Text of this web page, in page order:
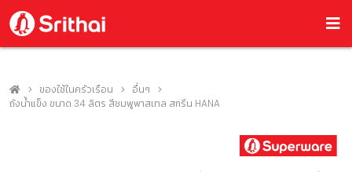
ของใช้ในครัวเรือน
อื่นๆ
ถังน้ำแข็ง ขนาด 34 ลิตร สีชมพูพาสเทล สกรีน HANA